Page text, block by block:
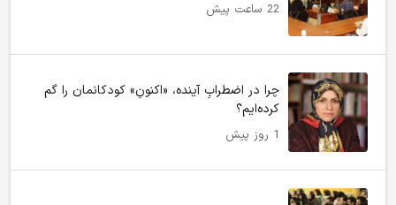
22 ساعت پیش
چرا در اضطرابِ آینده، «اکنونِ» کودکانمان را گم
کرده‌ایم؟
1 روز پیش